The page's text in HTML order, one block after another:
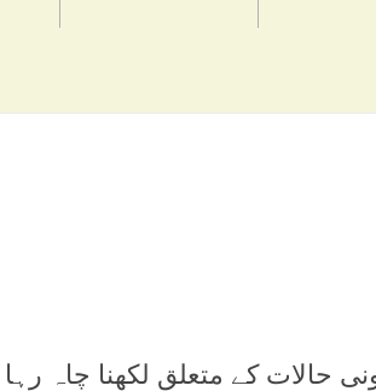
حالات کے متعلق لکھنا چاہ